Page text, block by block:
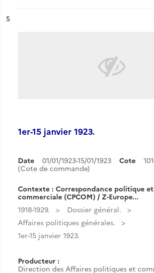
n°
5
1er-15 janvier 1923.
Date 01/01/1923-15/01/1923 Cote
(Cote de commande)
Contexte : Correspondance politique et
commerciale (CPCOM) / Z-Europe...
1918-1929.
Dossier général.
Affaires politiques générales.
1er-15 janvier 1923.
Producteur :
Direction des Affaires politiques et